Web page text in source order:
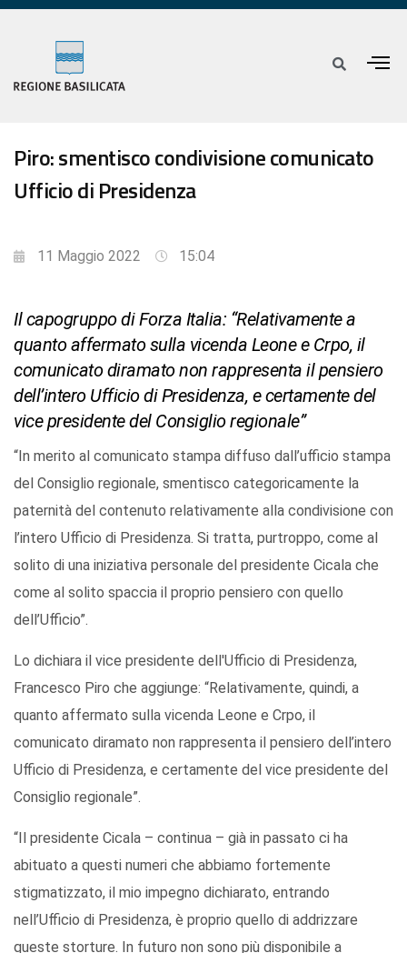
Piro: smentisco condivisione comunicato
Ufficio di Presidenza
11 Maggio 2022 15:04
Il capogruppo di Forza Italia: “Relativamente a
quanto affermato sulla vicenda Leone e Crpo, il
comunicato diramato non rappresenta il pensiero
dell’intero Ufficio di Presidenza, e certamente del
vice presidente del Consiglio regionale”
“In merito al comunicato stampa diffuso dall’ufficio stampa
del Consiglio regionale, smentisco categoricamente la
paternità del contenuto relativamente alla condivisione con
l’intero Ufficio di Presidenza. Si tratta, purtroppo, come al
solito di una iniziativa personale del presidente Cicala che
come al solito spaccia il proprio pensiero con quello
dell’Ufficio”.
Lo dichiara il vice presidente dell'Ufficio di Presidenza,
Francesco Piro che aggiunge: “Relativamente, quindi, a
quanto affermato sulla vicenda Leone e Crpo, il
comunicato diramato non rappresenta il pensiero dell’intero
Ufficio di Presidenza, e certamente del vice presidente del
Consiglio regionale”.
“Il presidente Cicala – continua – già in passato ci ha
abituato a questi numeri che abbiamo fortemente
stigmatizzato, il mio impegno dichiarato, entrando
nell’Ufficio di Presidenza, è proprio quello di addrizzare
queste storture. In futuro non sono più disponibile a